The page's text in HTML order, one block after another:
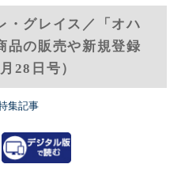
・グレイス／「オハ
品の販売や新規登録
28日号）
集記事